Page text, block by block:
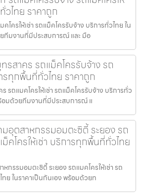
วไทย ราคาถูก
โครให้เช่า รถแม็คโครรับจ้าง บริการทั่วไทย ใน
ทีมงานที่มีประสบการณ์ และ มือ
รสาคร รถแม็คโครรับจ้าง รถ
รทุกพื้นที่ทั่วไทย ราคาถูก
รถแมคโครให้เช่า รถแม็คโครรับจ้าง บริการทั่ว
อมด้วยทีมงานที่มีประสบการณ์ แ
มอุตสาหกรรมอมตะซิตี้ ระยอง รถ
คโครให้เช่า บริการทุกพื้นที่ทั่วไทย
หกรรมอมตะซิตี้ ระยอง รถแมคโครให้เช่า รถ
ย ในราคาเป็นกันเอง พร้อมด้วยท